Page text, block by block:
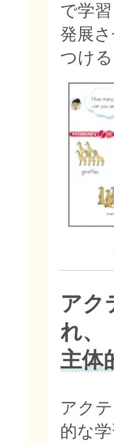
で学
発展
つけ
アク
れ、
主体
アク
的な